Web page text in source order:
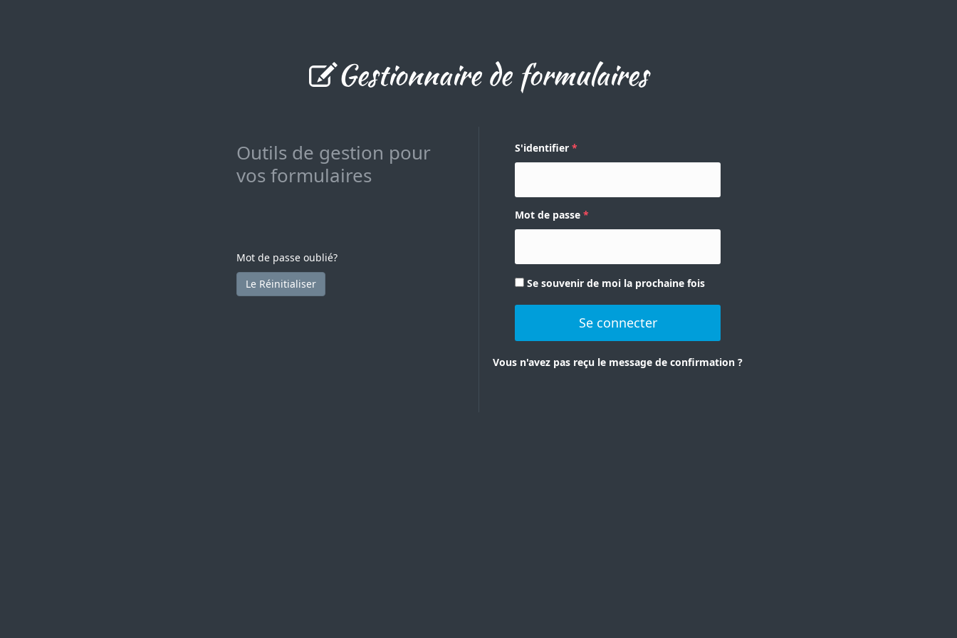
Gestionnaire de formulaires
Outils de gestion pour
vos formulaires
Mot de passe oublié?
Le Réinitialiser
S'identifier
Mot de passe
Se souvenir de moi la prochaine fois
Se connecter
Vous n'avez pas reçu le message de confirmation ?